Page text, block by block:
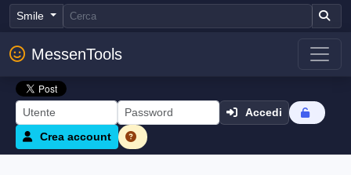
Smile
MessenTools
Accedi
Crea account